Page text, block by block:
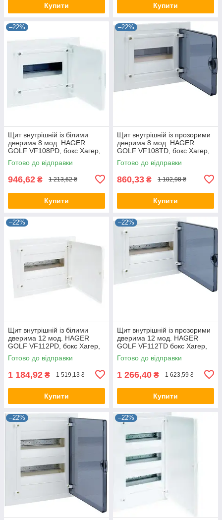
Купити Купити
–22%
Щит внутрішній із білими
дверима 8 мод. HAGER
GOLF VF108РD, бокс Хагер,
шафа розподільна для
автоматів
Готово до відправки
946,62 ₴ 1 213,62 ₴
Купити
–22%
Щит внутрішній із прозорими
дверима 8 мод. HAGER
GOLF VF108TD, бокс Хагер,
шафа розподільна для
автоматів
Готово до відправки
860,33 ₴ 1 102,98 ₴
Купити
–22%
Щит внутрішній із білими
дверима 12 мод. HAGER
GOLF VF112РD, бокс Хагер,
шафа розподільна для
автоматів
Готово до відправки
1 184,92 ₴ 1 519,13 ₴
Купити
–22%
Щит внутрішній із прозорими
дверима 12 мод. HAGER
GOLF VF112TD бокс Хагер,
шафа розподільна для
автоматів
Готово до відправки
1 266,40 ₴ 1 623,59 ₴
Купити
–22% –22%